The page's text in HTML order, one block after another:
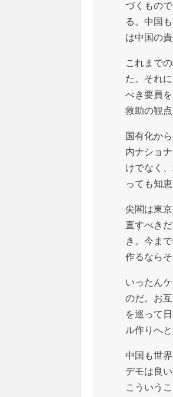
づくもの
る。中国
は中国の
これまで
た。それ
べき要員
救助の観点
国有化か
内ナショ
けでなく
っても知
尖閣は東
直すべき
き。今ま
作るなら
いったん
のだ。お
を巡って
ル作りへ
中国も世
デモは良
こういう